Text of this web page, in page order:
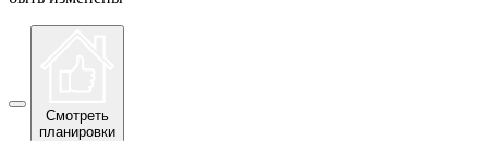
Смотреть
планировки